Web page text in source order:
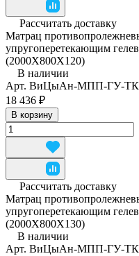
Рассчитать доставку
Матрац
упругоперетекающим
(2000Х800Х120)
В наличии
Арт. ВиЦыАн-МПП-ГУ-
18 436 ₽
В корзину
Рассчитать доставку
Матрац
упругоперетекающим
(2000Х800Х130)
В наличии
Арт. ВиЦыАн-МПП-ГУ-